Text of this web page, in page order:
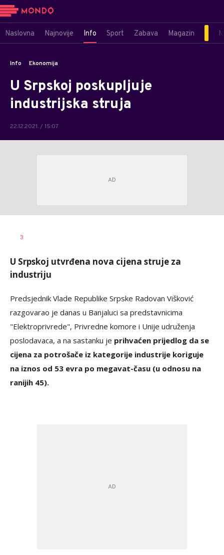
Naslovna Najnovije Info Sport Zabava Magazin
Info Ekonomija
U Srpskoj poskupljuje
industrijska struja
22.12.2021. / 15:07
AUTOR
3
U Srpskoj utvrđena nova cijena struje za
industriju
Predsjednik Vlade Republike Srpske Radovan Višković
razgovarao je danas u Banjaluci sa predstavnicima
"Elektroprivrede", Privredne komore i Unije udruženja
poslodavaca, a na sastanku je prihvaćen prijedlog da se
cijena za potrošače iz kategorije industrije koriguje
na iznos od 53 evra po megavat-času (u odnosu na
ranijih 45).